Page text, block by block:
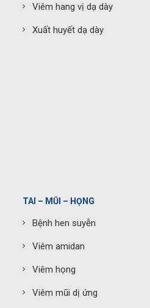
Viêm hang vị dạ dày
Xuất huyết dạ dày
TAI – MŨI – HỌNG
Bệnh hen suyễn
Viêm amidan
Viêm họng
Viêm mũi dị ứng